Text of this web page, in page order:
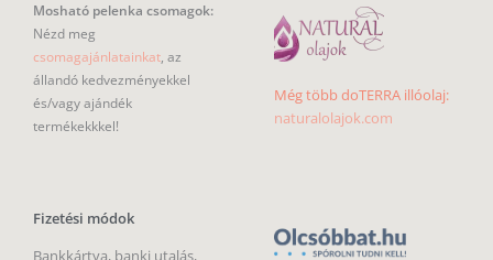
Mosható pelenka csomagok:
Nézd meg
csomagajánlatainkat, az
állandó kedvezményekkel
és/vagy ajándék
termékekkkel!
Fizetési módok
Bankkártya, banki utalás,
Még több doTERRA illóolaj:
naturalolajok.com